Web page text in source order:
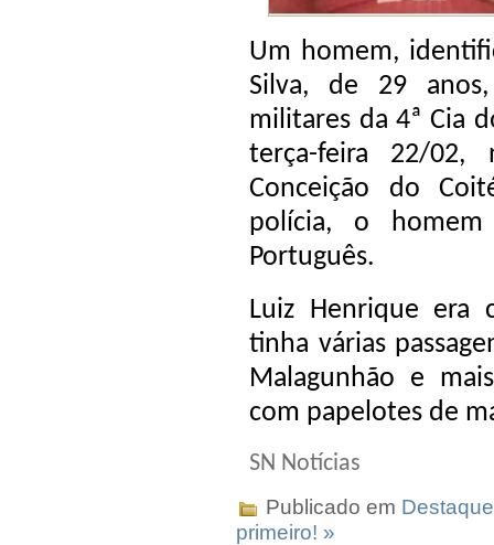
Um homem,
Silva, de 29
militares da 4ª Cia
terça-feira 22/02,
Conceição do
polícia, o
Português.
Luiz Henrique era
tinha várias
Malagunhão e
com papelotes de
SN Notícias
Publicado em
primeiro! »